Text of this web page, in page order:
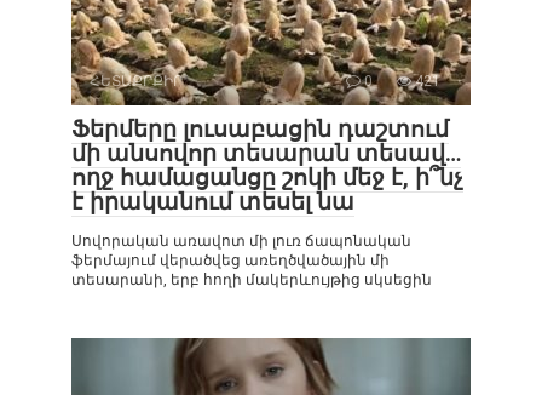
ՀԵՏԱՔՐՔԻՐ 0 421
Ֆերմերը լուսաբացին դաշտում
մի անսովոր տեսարան տեսավ…
ողջ համացանցը շոկի մեջ է, ի՞նչ
է իրականում տեսել նա
Սովորական առավոտ մի լուռ ճապոնական
ֆերմայում վերածվեց առեղծվածային մի
տեսարանի, երբ հողի մակերևույթից սկսեցին